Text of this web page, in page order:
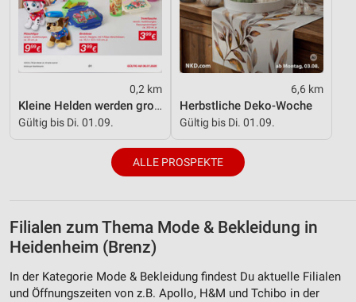
0,2 km
Kleine Helden werden gross
Gültig bis Di. 01.09.
6,6 km
Herbstliche Deko-Woche
Gültig bis Di. 01.09.
ALLE PROSPEKTE
Filialen zum Thema Mode & Bekleidung in
Heidenheim (Brenz)
In der Kategorie Mode & Bekleidung findest Du aktuelle Filialen
und Öffnungszeiten von z.B. Apollo, H&M und Tchibo in der